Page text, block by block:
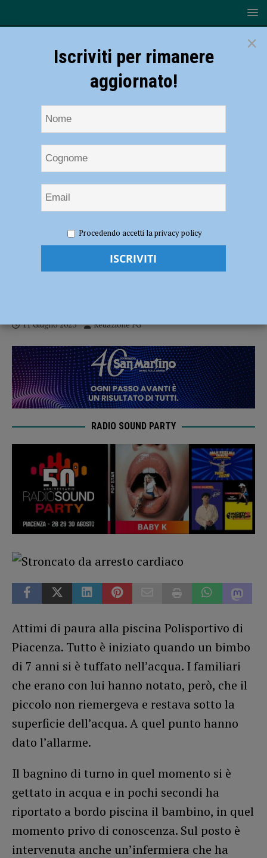
anni si tuffa in piscina ma non riemerge, bagnino e infermiera lo
Bimbo di 7 anni si tuffa in piscina ma non
11 Giugno 2023 Redazione FG
RADIO SOUND PARTY
Attimi di paura alla piscina Polisportivo di
Piacenza. Tutto è iniziato quando un bimbo
di 7 anni si è tuffato nell’acqua. I familiari
che erano con lui hanno notato, però, che il
piccolo non riemergeva e restava sotto la
superficie dell’acqua. A quel punto hanno
dato l’allarme.
Il bagnino di turno in quel momento si è
gettato in acqua e in pochi secondi ha
riportato a bordo piscina il bambino, in quel
momento privo di conoscenza. Sul posto è
intervenuta anche un’infermiera che ha
×
Iscriviti per rimanere
aggiornato!
Procedendo accetti la privacy policy